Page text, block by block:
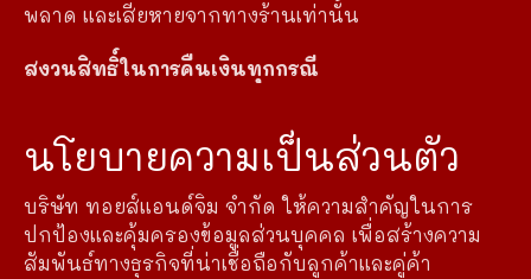
พลาด และเสียหายจากทางร้านเท่านั้น
สงวนสิทธิ์ในการคืนเงินทุกกรณี
นโยบายความเป็นส่วนตัว
บริษัท ทอยส์แอนด์จิม จำกัด ให้ความสำคัญในการ
ปกป้องและคุ้มครองข้อมูลส่วนบุคคล เพื่อสร้างความ
สัมพันธ์ทางธุรกิจที่น่าเชื่อถือกับลูกค้าและคู่ค้า